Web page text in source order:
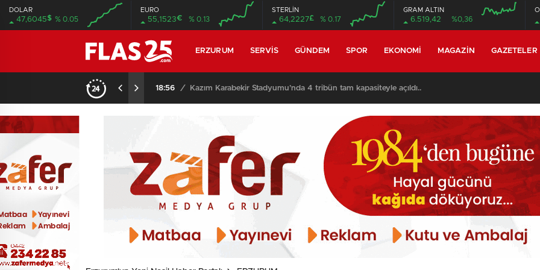
DOLAR
47,6045$ % 0.05
EURO
55,1523€ % 0.13
STERLİN
64,2227£ % 0.17
GRAM ALTIN
6.519,42 %0,36
ERZURUM SERVIS GÜNDEM SPOR EKONOMI MAGAZIN GAZETELER
18:56 / Kazım Karabekir Stadyumu’nda 4 tribün tam kapasiteyle açıldı..